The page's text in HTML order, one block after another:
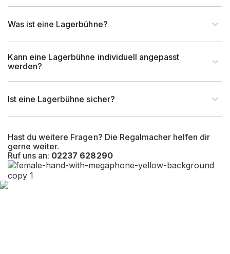
Artikel-Tiefe (mm) 2.762 mm
Rahmentyp (Profil)
Profilabmessung (mm) 100 x 100 x 5 mm
Hast du weitere Fragen? Die Regalmacher helfen dir
gerne weiter.
Ruf uns an: 02237 628290
Was ist eine Lagerbühne?
Kann eine Lagerbühne individuell angepasst
werden?
Ist eine Lagerbühne sicher?